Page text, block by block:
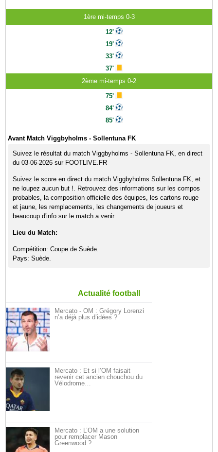
1ère mi-temps 0-3
12'
19'
33'
37'
2ème mi-temps 0-2
75'
84'
85'
Avant Match Viggbyholms - Sollentuna FK
Suivez le résultat du match Viggbyholms - Sollentuna FK, en direct
du 03-06-2026 sur FOOTLIVE.FR
Suivez le score en direct du match Viggbyholms Sollentuna FK, et
ne loupez aucun but !. Retrouvez des informations sur les compos
probables, la composition officielle des équipes, les cartons rouge
et jaune, les remplacements, les changements de joueurs et
beaucoup d'info sur le match a venir.
Lieu du Match:
Compétition: Coupe de Suède.
Pays: Suède.
Actualité football
Mercato - OM : Grégory Lorenzi
n’a déjà plus d’idées ?
Mercato : Et si l’OM faisait
revenir cet ancien chouchou du
Vélodrome…
Mercato : L’OM a une solution
pour remplacer Mason
Greenwood ?